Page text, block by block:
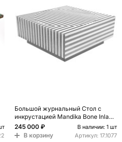
Большой журнальный Стол с
инкрустацией Mandika Bone Inlay
Coffee Table
245 000 ₽ В наличии: 1 шт
В корзину Артикул: 17.1077